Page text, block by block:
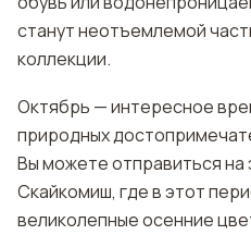
станут неотъемлемой
коллекции.
Октябрь — интересное
природных
Вы можете отправиться на
Скайкомиш, где в этот
великолепные осенние